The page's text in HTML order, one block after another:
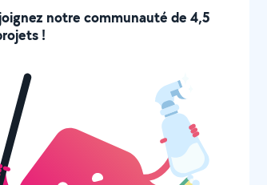
notre communauté de 4,5
!